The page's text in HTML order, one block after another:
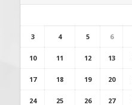
3 4 5 6
10 11 12 13
17 18 19 20
24 25 26 27